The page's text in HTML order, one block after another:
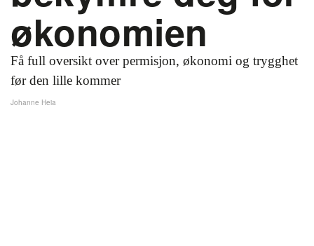
økonomien
Få full oversikt over permisjon, økonomi og trygghet
før den lille kommer
Johanne Heia